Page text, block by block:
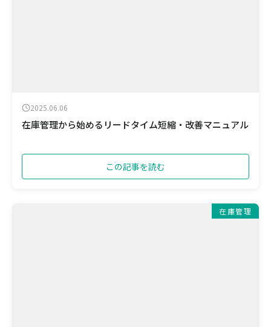
2025.06.06
在庫管理から始めるリードタイム短縮・改善マニュアル
この記事を読む
在庫管理